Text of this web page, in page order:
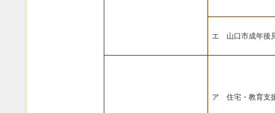
エ 山口市成年後
ア 住宅・教育支